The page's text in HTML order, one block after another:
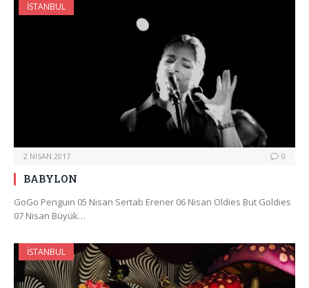
İSTANBUL
2 NISAN 2017 0
BABYLON
GoGo Penguin 05 Nisan Sertab Erener 06 Nisan Oldies But Goldies
07 Nisan Büyük…
İSTANBUL